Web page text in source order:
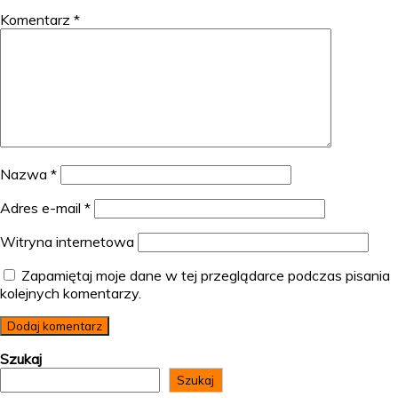
Komentarz *
Nazwa *
Adres e-mail *
Witryna internetowa
Zapamiętaj moje dane w tej przeglądarce podczas pisania
kolejnych komentarzy.
Szukaj
Szukaj